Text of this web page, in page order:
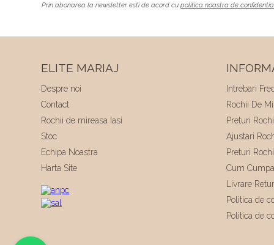
Prin abonarea la newsletter esti de acord cu politica noastra de
ELITE MARIAJ
Despre noi
Contact
Rochii de mireasa Iasi
Stoc
Echipa Noastra
Harta Site
Intrebari
Rochii De
Preturi
Ajustari
Preturi
Cum
Livrare
Politica de
Politica de